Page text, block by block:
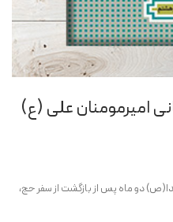
امیرمومنان علی (ع)
دو ماه پس از بازگشت از سفر حج،